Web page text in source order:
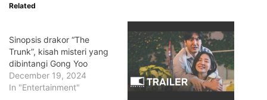
Related
Sinopsis drakor “The
Trunk”, kisah misteri yang
dibintangi Gong Yoo
December 19, 2024
In "Entertainment"